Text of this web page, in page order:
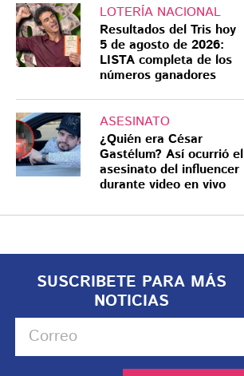
LOTERÍA NACIONAL
Resultados del Tris hoy
5 de agosto de 2026:
LISTA completa de los
números ganadores
ASESINATO
¿Quién era César
Gastélum? Así ocurrió el
asesinato del influencer
durante video en vivo
SUSCRIBETE PARA MÁS
NOTICIAS